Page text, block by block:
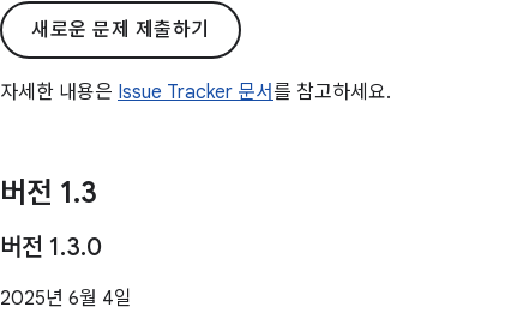
새로운 문제 제출하기
자세한 내용은 Issue Tracker 문서를 참고하세요.
버전 1.3
버전 1.3.0
2025년 6월 4일